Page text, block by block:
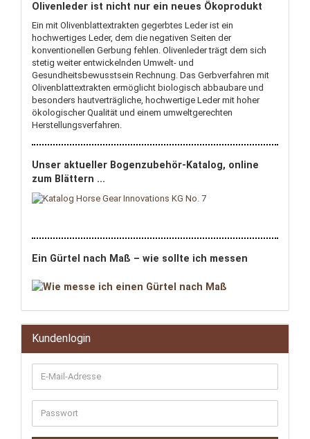
Olivenleder ist nicht nur ein neues Ökoprodukt
Ein mit Olivenblattextrakten gegerbtes Leder ist ein
hochwertiges Leder, dem die negativen Seiten der
konventionellen Gerbung fehlen. Olivenleder trägt dem sich
stetig weiter entwickelnden Umwelt- und
Gesundheitsbewusstsein Rechnung. Das Gerbverfahren mit
Olivenblattextrakten ermöglicht biologisch abbaubare und
besonders hautverträgliche, hochwertige Leder mit hoher
ökologischer Qualität und einem umweltgerechten
Herstellungsverfahren.
Unser aktueller Bogenzubehör-Katalog, online
zum Blättern ...
Ein Gürtel nach Maß – wie sollte ich messen
Kundenlogin